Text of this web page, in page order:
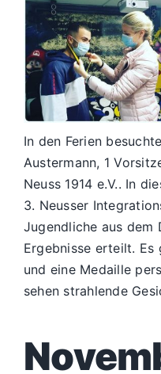
In den Ferien
Austermann, 1
Neuss 1914 e.V.. In
3. Neusser
Jugendliche aus dem
Ergebnisse erteilt. Es
und eine Medaille
sehen strahlende